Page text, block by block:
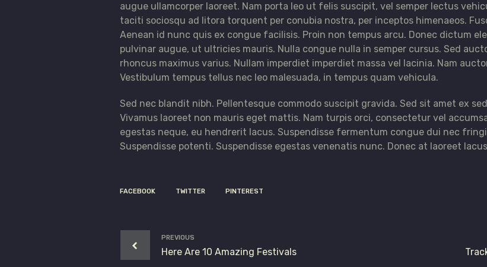
augue ullamcorper laoreet. Nam porta leo ut felis suscipit, vel semper lectus
taciti sociosqu ad litora torquent per conubia nostra, per inceptos himenaeos.
Aenean id nunc quis ex congue facilisis. Proin non tempus arcu. Donec dictum
pulvinar augue, ut ultricies mauris. Nulla congue nulla in semper cursus. Sed
rhoncus maximus varius. Nullam imperdiet imperdiet massa vel lacinia. Nam
Vestibulum tempus tellus nec leo malesuada, in tempus quam vehicula.
Sed nec blandit nibh. Pellentesque commodo suscipit gravida. Sed sit amet ex
Vivamus laoreet non mauris eget mattis. Nam turpis orci, consectetur vel
egestas neque, eu hendrerit lacus. Suspendisse fermentum congue dui nec
Suspendisse potenti. Suspendisse egestas venenatis nunc. Donec at laoreet
FACEBOOK TWITTER PINTEREST
PREVIOUS
Here Are 10 Amazing Festivals